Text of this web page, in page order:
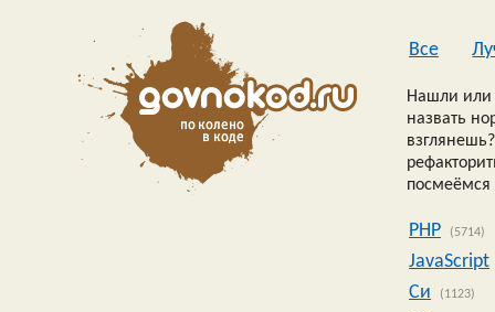
Все
Нашли или
назвать
посмеёмся
PHP (5714)
JavaScript
Си
(1123)